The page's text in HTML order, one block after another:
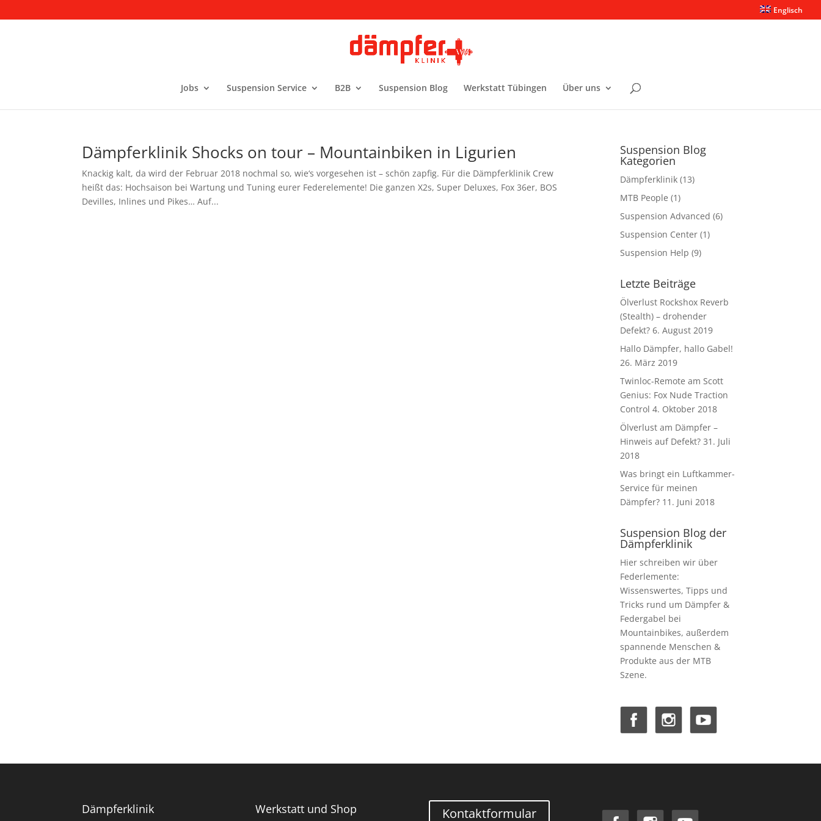
Englisch
Jobs Suspension Service B2B Suspension Blog Werkstatt Tübingen Über uns
Dämpferklinik Shocks on tour – Mountainbiken in Ligurien
Knackig kalt, da wird der Februar 2018 nochmal so, wie‘s vorgesehen ist – schön zapfig. Für die Dämpferklinik Crew
heißt das: Hochsaison bei Wartung und Tuning eurer Federelemente! Die ganzen X2s, Super Deluxes, Fox 36er, BOS
Devilles, Inlines und Pikes… Auf...
Suspension Blog
Kategorien
Dämpferklinik (13)
MTB People (1)
Suspension Advanced (6)
Suspension Center (1)
Suspension Help (9)
Letzte Beiträge
Ölverlust Rockshox Reverb
(Stealth) – drohender
Defekt? 6. August 2019
Hallo Dämpfer, hallo Gabel!
26. März 2019
Twinloc-Remote am Scott
Genius: Fox Nude Traction
Control 4. Oktober 2018
Ölverlust am Dämpfer –
Hinweis auf Defekt? 31. Juli
2018
Was bringt ein Luftkammer-
Service für meinen
Dämpfer? 11. Juni 2018
Suspension Blog der
Dämpferklinik
Hier schreiben wir über
Federlemente:
Wissenswertes, Tipps und
Tricks rund um Dämpfer &
Federgabel bei
Mountainbikes, außerdem
spannende Menschen &
Produkte aus der MTB
Szene.
Dämpferklinik Werkstatt und Shop Kontaktformular